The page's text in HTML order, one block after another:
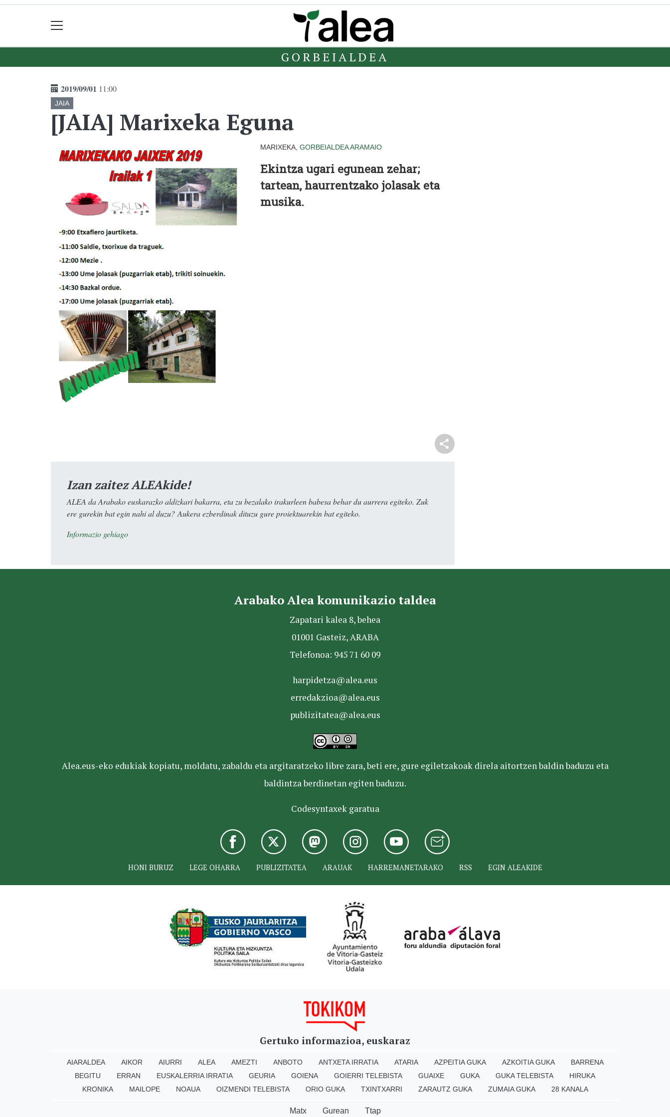
GORBEIALDEA
2019/09/01 11:00
JAIA
[JAIA] Marixeka Eguna
MARIXEKA, GORBEIALDEAARAMAIO
Ekintza ugari egunean zehar;
tartean, haurrentzako jolasak eta
musika.
Izan zaitez ALEAkide!
ALEA da Arabako euskarazko aldizkari bakarra, eta zu bezalako irakurleen babesa behar du aurrera egiteko. Zuk
ere gurekin bat egin nahi al duzu? Aukera ezberdinak dituzu gure proiektuarekin bat egiteko.
Informazio gehiago
Arabako Alea komunikazio taldea
Zapatari kalea 8, behea
01001 Gasteiz, ARABA
Telefonoa: 945 71 60 09
harpidetza@alea.eus
erredakzioa@alea.eus
publizitatea@alea.eus
Alea.eus-eko edukiak kopiatu, moldatu, zabaldu eta argitaratzeko libre zara, beti ere, gure egiletzakoak direla aitortzen baldin baduzu eta
baldintza berdinetan egiten baduzu.
Codesyntaxek garatua
HONI BURUZ LEGE OHARRA PUBLIZITATEA ARAUAK HARREMANETARAKO RSS EGIN ALEAKIDE
Gertuko informazioa, euskaraz
AIARALDEA AIKOR AIURRI ALEA AMEZTI ANBOTO ANTXETA IRRATIA ATARIA AZPEITIA GUKA AZKOITIA GUKA
BARRENA
BEGITU
ERRAN EUSKALERRIA IRRATIA GEURIA GOIENA GOIERRI TELEBISTA GUAIXE GUKA GUKA TELEBISTA
HIRUKA
KRONIKA
MAILOPE NOAUA OIZMENDI TELEBISTA ORIO GUKA TXINTXARRI ZARAUTZ GUKA ZUMAIA GUKA 28 KANALA
Matx Gurean Ttap